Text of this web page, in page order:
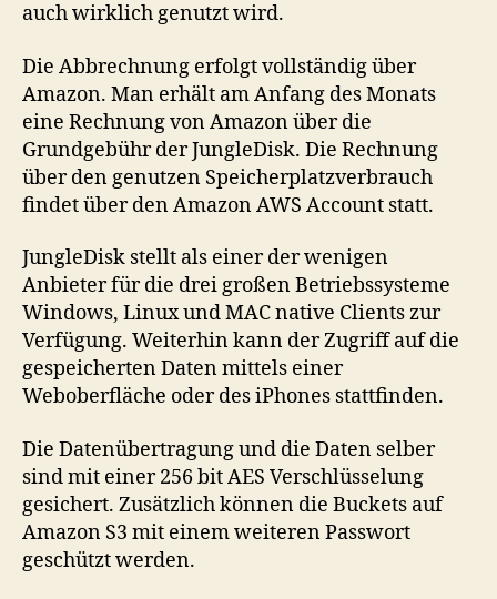
auch wirklich genutzt wird.
Die Abbrechnung erfolgt vollständig über
Amazon. Man erhält am Anfang des Monats
eine Rechnung von Amazon über die
Grundgebühr der JungleDisk. Die Rechnung
über den genutzen Speicherplatzverbrauch
findet über den Amazon AWS Account statt.
JungleDisk stellt als einer der wenigen
Anbieter für die drei großen Betriebssysteme
Windows, Linux und MAC native Clients zur
Verfügung. Weiterhin kann der Zugriff auf die
gespeicherten Daten mittels einer
Weboberfläche oder des iPhones stattfinden.
Die Datenübertragung und die Daten selber
sind mit einer 256 bit AES Verschlüsselung
gesichert. Zusätzlich können die Buckets auf
Amazon S3 mit einem weiteren Passwort
geschützt werden.